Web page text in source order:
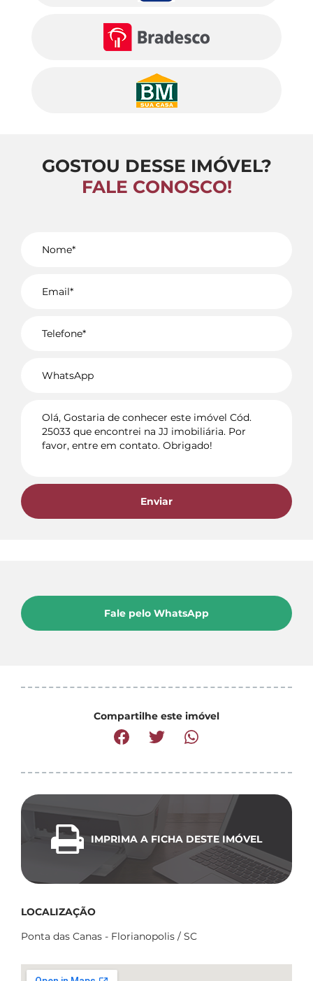
GOSTOU DESSE IMÓVEL?
FALE CONOSCO!
Enviar
Fale pelo WhatsApp
Compartilhe este imóvel
IMPRIMA A FICHA DESTE IMÓVEL
LOCALIZAÇÃO
Ponta das Canas - Florianopolis / SC